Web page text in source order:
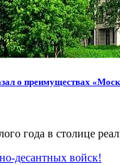
о преимуществах
года в столице